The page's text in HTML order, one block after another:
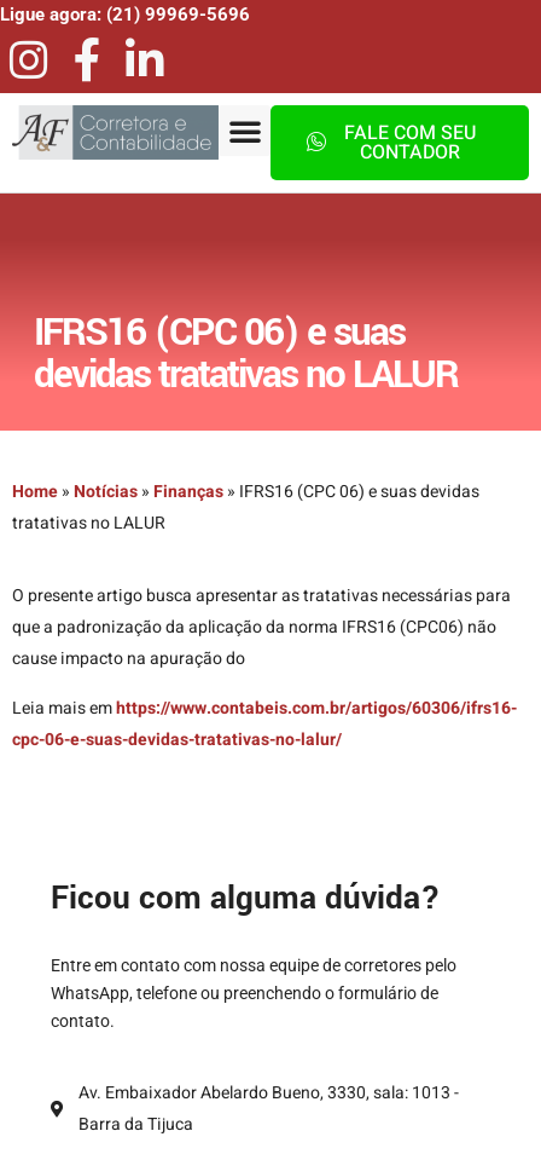
Ligue agora: (21) 99969-5696
FALE COM SEU
CONTADOR
IFRS16 (CPC 06) e suas
devidas tratativas no LALUR
Home»Notícias»Finanças» IFRS16 (CPC 06) e suas devidas
tratativas no LALUR
O presente artigo busca apresentar as tratativas necessárias para
que a padronização da aplicação da norma IFRS16 (CPC06) não
cause impacto na apuração do
Leia mais emhttps://www.contabeis.com.br/artigos/60306/ifrs16-
cpc-06-e-suas-devidas-tratativas-no-lalur/
Ficou com alguma dúvida?
Entre em contato com nossa equipe de corretores pelo
WhatsApp, telefone ou preenchendo o formulário de
contato.
Av. Embaixador Abelardo Bueno, 3330, sala: 1013 -
Barra da Tijuca